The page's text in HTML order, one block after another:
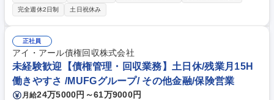
修正業務をお任せします。 AutoCADを使用し、施工図から商品を拾い、
収まり図の作成や、Excelマクロで出力された自動作図の修正などを行い
ます。 【具体的には】■客先提出用イメージ図の作成 ■工場提出用の詳細
図作成（設計者からの情報をもとに） ■ラフスケッチからの図面作成 ■2D
図面の確認・収まり検討 募集職種 未経験歓迎!【東京都中野区】消音機の
CADオペレーター/無期雇用派遣/39
完全週休2日制
土日祝休み
正社員
アイ・アール債権回収株式会社
未経験歓迎【債権管理・回収業務】土日休/残業月15H
働きやすさ /MUFGグループ/ その他金融/保険営業
月給24万5000円～61万9000円